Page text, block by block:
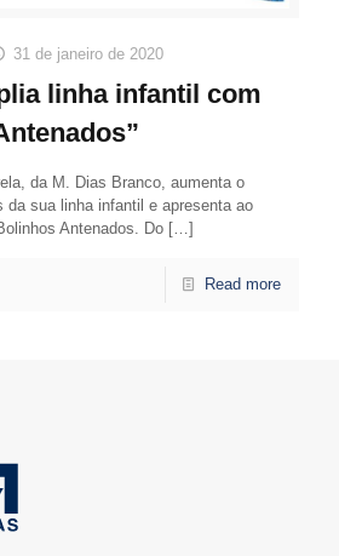
31 de janeiro de 2020
linha infantil com
da M. Dias Branco, aumenta o
da sua linha infantil e apresenta ao
Antenados. Do […]
Read more